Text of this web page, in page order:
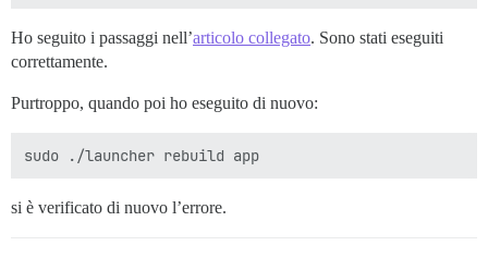
Ho seguito i passaggi nell’articolo collegato. Sono stati eseguiti
correttamente.
Purtroppo, quando poi ho eseguito di nuovo:
si è verificato di nuovo l’errore.